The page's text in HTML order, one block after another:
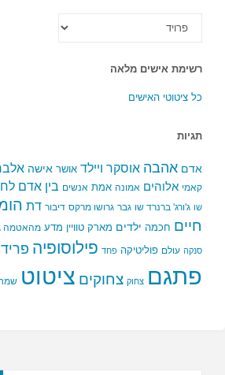
הקטגוריות
רשימת אישים מלאה
כל ציטוטי האישים
תגיות
אדם אהבה אוסקר ויילד אושר אישה
קאמי אלוהים אמונה אמת אנשים בין אדם
שו ג'ורג' ברנרד שו גבר גרושו מרקס דיבור דת
חיים חכמה ילדים מארק טוויין מדע מהאטמה
סנקה עולם פוליטיקה פחד פילוסופיה
פתגם צחוק צחוקים ציטוט